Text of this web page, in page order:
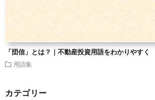
「団信」とは？｜不動産投資用語をわかりやすく
用語集
カテゴリー